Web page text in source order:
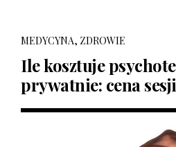
MEDYCYNA, ZDROWIE
Ile kosztuje
prywatnie: cena sesji